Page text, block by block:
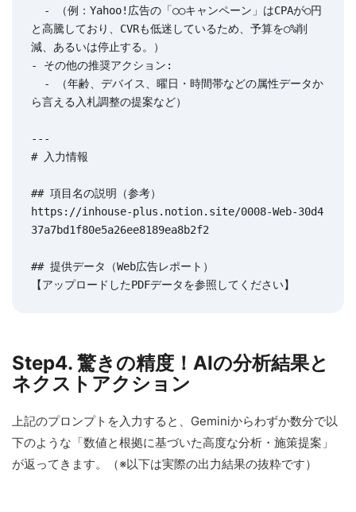
- （例：Yahoo!広告の「○○キャンペーン」はCPAが○円
と高騰しており、CVRも低迷しているため、予算を○%削
減、あるいは停止する。）
- その他の推奨アクション:
- （年齢、デバイス、曜日・時間帯などの属性データか
ら言える入札調整の提案など）
---
# 入力情報
## 項目名の説明（参考）
https://inhouse-plus.notion.site/0008-Web-30d4
37a7bd1f80e5a26ee8189ea8b2f2
## 提供データ（Web広告レポート）
【アップロードしたPDFデータを参照してください】
Step4. 驚きの精度！AIの分析結果と
ネクストアクション
上記のプロンプトを入力すると、Geminiからわずか数分で以
下のような「数値と根拠に基づいた高度な分析・施策提案」
が返ってきます。（※以下は実際の出力結果の抜粋です）